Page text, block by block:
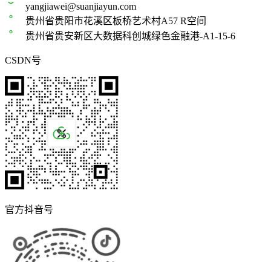
yangjiawei@suanjiayun.com
贵州省贵阳市花溪区板桥艺术村A57 R空间
贵州省贵安新区大数据科创城绿色金融港-A1-15-6
CSDN号
官方抖音号